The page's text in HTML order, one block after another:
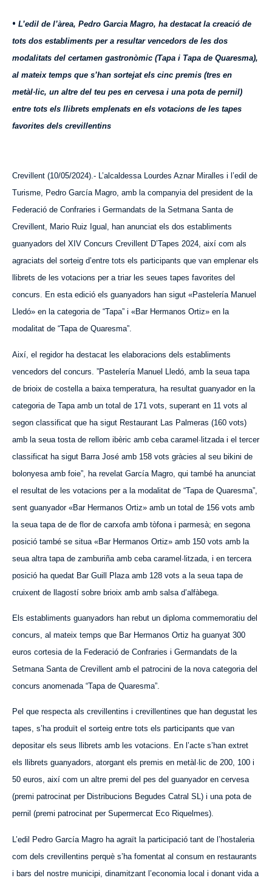
• L’edil de l’àrea, Pedro Garcia Magro, ha destacat la creació de
tots dos establiments per a resultar vencedors de les dos
modalitats del certamen gastronòmic (Tapa i Tapa de Quaresma),
al mateix temps que s’han sortejat els cinc premis (tres en
metàl·lic, un altre del teu pes en cervesa i una pota de pernil)
entre tots els llibrets emplenats en els votacions de les tapes
favorites dels crevillentins
Crevillent (10/05/2024).- L’alcaldessa Lourdes Aznar Miralles i l’edil de
Turisme, Pedro García Magro, amb la companyia del president de la
Federació de Confraries i Germandats de la Setmana Santa de
Crevillent, Mario Ruiz Igual, han anunciat els dos establiments
guanyadors del XIV Concurs Crevillent D’Tapes 2024, així com als
agraciats del sorteig d’entre tots els participants que van emplenar els
llibrets de les votacions per a triar les seues tapes favorites del
concurs. En esta edició els guanyadors han sigut «PasteleríaManuel
Lledó» en la categoria de “Tapa” i «Bar Hermanos Ortiz» en la
modalitat de “Tapa de Quaresma”.
Així, el regidor ha destacat les elaboracions dels establiments
vencedors del concurs. ”Pastelería Manuel Lledó , amb la seua tapa
de brioix de costella a baixa temperatura, ha resultat guanyador en la
categoria de Tapa amb un total de 171 vots, superant en 11 vots al
segon classificat que ha sigut Restaurant Las Palmeras (160 vots)
amb la seua tosta de rellom ibèric amb ceba caramel·litzada i el tercer
classificat ha sigut Barra José amb 158 vots gràcies al seu bikini de
bolonyesa amb foie”, ha revelat García Magro, qui també ha anunciat
el resultat de les votacions per a la modalitat de “Tapa de Quaresma”,
sent guanyador «Bar Hermanos Ortiz» amb un total de 156 vots amb
la seua tapa de de flor de carxofa amb tòfona i parmesà; en segona
posició també se situa «Bar Hermanos Ortiz» amb 150 vots amb la
seua altra tapa de zamburiña amb ceba caramel·litzada, i en tercera
posició ha quedat Bar Guill Plaza amb 128 vots a la seua tapa de
cruixent de llagostí sobre brioix amb amb salsa d’alfàbega.
Els establiments guanyadors han rebut un diploma commemoratiu del
concurs, al mateix temps que Bar Hermanos Ortiz ha guanyat 300
euros cortesia de la Federació de Confraries i Germandats de la
Setmana Santa de Crevillent amb el patrocini de la nova categoria del
concurs anomenada “Tapa de Quaresma”.
Pel que respecta als crevillentins i crevillentines que han degustat les
tapes, s’ha produït el sorteig entre tots els participants que van
depositar els seus llibrets amb les votacions. En l’acte s’han extret
els llibrets guanyadors, atorgant els premis en metàl·lic de 200, 100 i
50 euros, així com un altre premi del pes del guanyador en cervesa
(premi patrocinat per Distribucions Begudes Catral SL) i una pota de
pernil (premi patrocinat per Supermercat Eco Riquelmes).
L’edil Pedro García Magro ha agraït la participació tant de l’hostaleria
com dels crevillentins perquè s’ha fomentat al consum en restaurants
i bars del nostre municipi, dinamitzant l’economia local i donant vida a